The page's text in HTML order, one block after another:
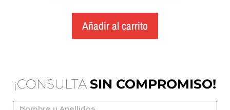
Añadir al carrito
¡CONSULTA SIN COMPROMISO!